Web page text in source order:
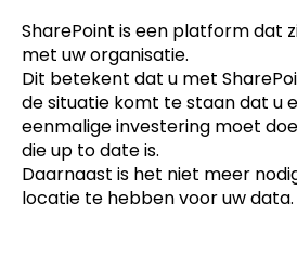
SharePoint is een platform dat
met uw organisatie.
Dit betekent dat u met
de situatie komt te staan dat u
eenmalige investering moet
die up to date is.
Daarnaast is het niet meer
locatie te hebben voor uw data.